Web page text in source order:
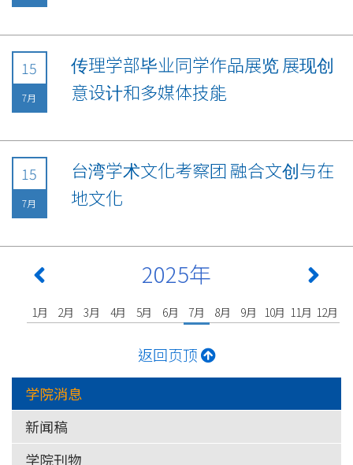
15
7月
传理学部毕业同学作品展览 展现创
意设计和多媒体技能
15
7月
台湾学术文化考察团 融合文创与在
地文化
2025年
1月 2月 3月 4月 5月 6月 7月 8月 9月 10月 11月 12月
返回页顶
学院消息
新闻稿
学院刊物